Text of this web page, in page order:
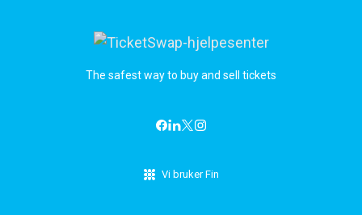
The safest way to buy and sell tickets
Vi bruker Fin